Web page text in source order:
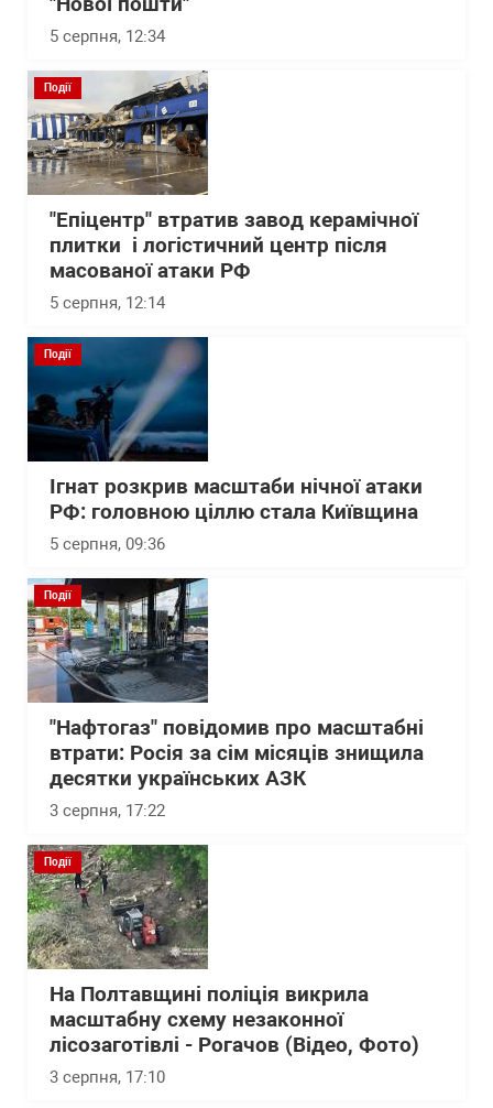
5 серпня, 12:34
Події
"Епіцентр" втратив завод керамічної
плитки і логістичний центр після
масованої атаки РФ
5 серпня, 12:14
Події
Ігнат розкрив масштаби нічної атаки
РФ: головною ціллю стала Київщина
5 серпня, 09:36
Події
"Нафтогаз" повідомив про масштабні
втрати: Росія за сім місяців знищила
десятки українських АЗК
3 серпня, 17:22
Події
На Полтавщині поліція викрила
масштабну схему незаконної
лісозаготівлі - Рогачов (Відео, Фото)
3 серпня, 17:10